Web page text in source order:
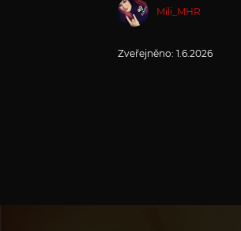
Mili_MHR
Zveřejněno: 1.6.2026